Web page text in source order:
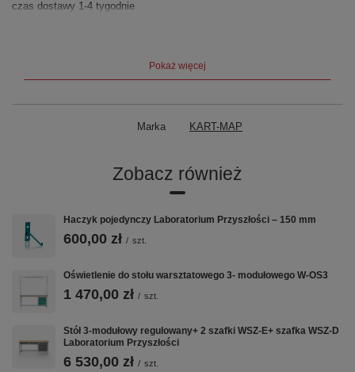
czas dostawy 1-4 tygodnie
Szerokość szuflad523 mm
RAL 7035 (jasny popiel) |Realizacja:
Pokaż więcej
Marka KART-MAP
Zobacz również
Haczyk pojedynczy Laboratorium Przyszłości – 150 mm
600,00 zł / szt.
Oświetlenie do stołu warsztatowego 3- modułowego W-OS3
1 470,00 zł / szt.
Stół 3-modułowy regulowany+ 2 szafki WSZ-E+ szafka WSZ-D
Laboratorium Przyszłości
6 530,00 zł / szt.